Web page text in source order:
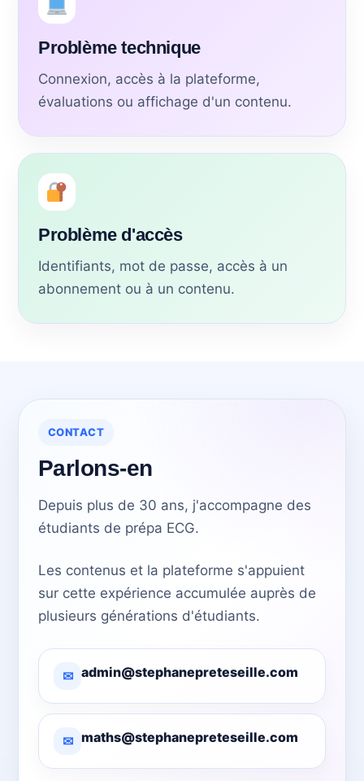
Problème technique
Connexion, accès à la plateforme,
évaluations ou affichage d'un contenu.
Problème d'accès
Identifiants, mot de passe, accès à un
abonnement ou à un contenu.
CONTACT
Parlons-en
Depuis plus de 30 ans, j'accompagne des
étudiants de prépa ECG.
Les contenus et la plateforme s'appuient
sur cette expérience accumulée auprès de
plusieurs générations d'étudiants.
✉ admin@stephanepreteseille.com
✉ maths@stephanepreteseille.com